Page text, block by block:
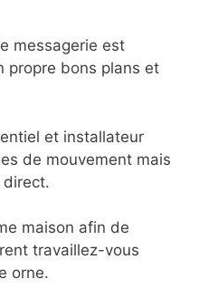
messagerie est
propre bons plans et
et installateur
de mouvement mais
direct.
maison afin de
travaillez-vous
orne.